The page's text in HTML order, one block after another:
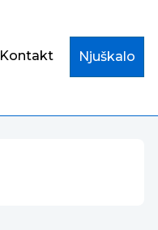
Kontakt Njuškalo